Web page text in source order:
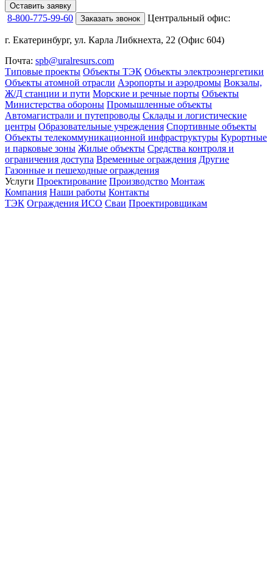
Оставить заявку
8-800-775-99-60 Заказать звонок Центральный офис:
г. Екатеринбург, ул. Карла Либкнехта, 22 (Офис 604)
Почта: spb@uralresurs.com
Типовые проекты Объекты ТЭК Объекты электроэнергетики
Объекты атомной отрасли Аэропорты и аэродромы Вокзалы,
Ж/Д станции и пути Морские и речные порты Объекты
Министерства обороны Промышленные объекты
Автомагистрали и путепроводы Склады и логистические
центры Образовательные учреждения Спортивные объекты
Объекты телекоммуникационной инфраструктуры Курортные
и парковые зоны Жилые объекты Средства контроля и
ограничения доступа Временные ограждения Другие
Газонные и пешеходные ограждения
Услуги Проектирование Производство Монтаж
Компания Наши работы Контакты
ТЭК Ограждения ИСО Сваи Проектировщикам